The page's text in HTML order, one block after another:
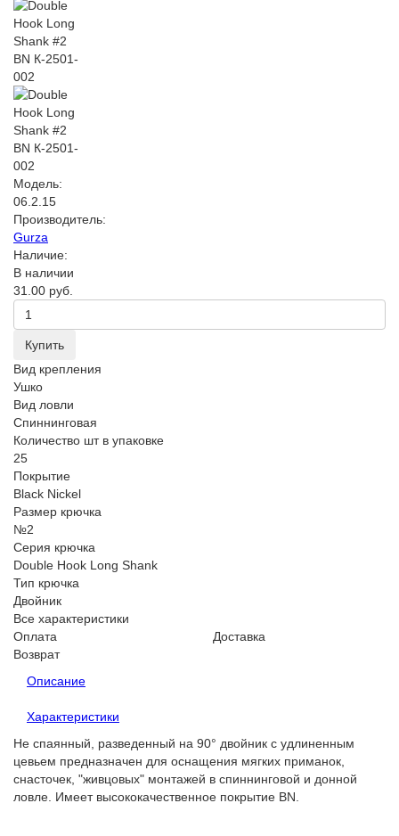
Модель:
06.2.15
Производитель:
Gurza
Наличие:
В наличии
31.00 руб.
Купить
Вид крепления
Ушко
Вид ловли
Спиннинговая
Количество шт в упаковке
25
Покрытие
Black Nickel
Размер крючка
№2
Серия крючка
Double Hook Long Shank
Тип крючка
Двойник
Все характеристики
Оплата
Доставка
Возврат
Описание
Характеристики
Не спаянный, разведенный на 90° двойник с удлиненным
цевьем предназначен для оснащения мягких приманок,
снасточек, "живцовых" монтажей в спиннинговой и донной
ловле. Имеет высококачественное покрытие BN.